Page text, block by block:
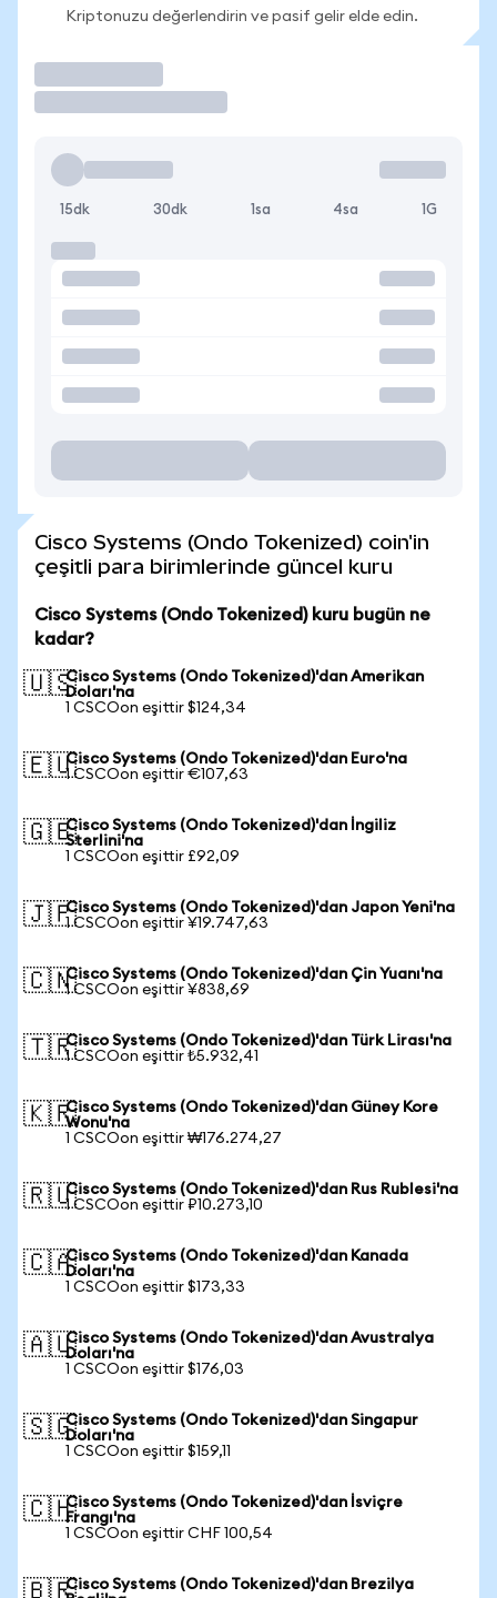
Kriptonuzu değerlendirin ve pasif gelir elde edin.
15dk 30dk 1sa 4sa 1G
Cisco Systems (Ondo Tokenized) coin'in
çeşitli para birimlerinde güncel kuru
Cisco Systems (Ondo Tokenized) kuru bugün ne
kadar?
🇺🇸Cisco Systems (Ondo Tokenized)'dan Amerikan
Doları'na
1 CSCOon eşittir $124,34
🇪🇺Cisco Systems (Ondo Tokenized)'dan Euro'na
1 CSCOon eşittir €107,63
🇬🇧Cisco Systems (Ondo Tokenized)'dan İngiliz
Sterlini'na
1 CSCOon eşittir £92,09
🇯🇵Cisco Systems (Ondo Tokenized)'dan Japon Yeni'na
1 CSCOon eşittir ¥19.747,63
🇨🇳Cisco Systems (Ondo Tokenized)'dan Çin Yuanı'na
1 CSCOon eşittir ¥838,69
🇹🇷Cisco Systems (Ondo Tokenized)'dan Türk Lirası'na
1 CSCOon eşittir ₺5.932,41
🇰🇷Cisco Systems (Ondo Tokenized)'dan Güney Kore
Wonu'na
1 CSCOon eşittir ₩176.274,27
🇷🇺Cisco Systems (Ondo Tokenized)'dan Rus Rublesi'na
1 CSCOon eşittir ₽10.273,10
🇨🇦Cisco Systems (Ondo Tokenized)'dan Kanada
Doları'na
1 CSCOon eşittir $173,33
🇦🇺Cisco Systems (Ondo Tokenized)'dan Avustralya
Doları'na
1 CSCOon eşittir $176,03
🇸🇬Cisco Systems (Ondo Tokenized)'dan Singapur
Doları'na
1 CSCOon eşittir $159,11
🇨🇭Cisco Systems (Ondo Tokenized)'dan İsviçre
Frangı'na
1 CSCOon eşittir CHF 100,54
🇧🇷Cisco Systems (Ondo Tokenized)'dan Brezilya